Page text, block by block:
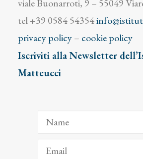
viale Buonarroti, 9 – 55049
tel +39 0584 54354
privacy policy– cookie policy
Iscriviti alla Newsletter
Matteucci